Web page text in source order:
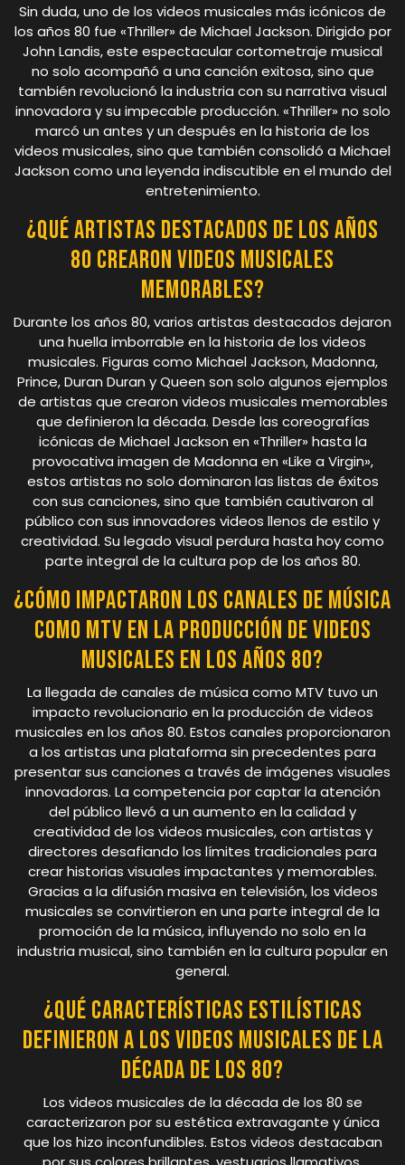
Sin duda, uno de los videos musicales más icónicos de
los años 80 fue «Thriller» de Michael Jackson. Dirigido por
John Landis, este espectacular cortometraje musical
no solo acompañó a una canción exitosa, sino que
también revolucionó la industria con su narrativa visual
innovadora y su impecable producción. «Thriller» no solo
marcó un antes y un después en la historia de los
videos musicales, sino que también consolidó a Michael
Jackson como una leyenda indiscutible en el mundo del
entretenimiento.
¿Qué artistas destacados de los años
80 crearon videos musicales
memorables?
Durante los años 80, varios artistas destacados dejaron
una huella imborrable en la historia de los videos
musicales. Figuras como Michael Jackson, Madonna,
Prince, Duran Duran y Queen son solo algunos ejemplos
de artistas que crearon videos musicales memorables
que definieron la década. Desde las coreografías
icónicas de Michael Jackson en «Thriller» hasta la
provocativa imagen de Madonna en «Like a Virgin»,
estos artistas no solo dominaron las listas de éxitos
con sus canciones, sino que también cautivaron al
público con sus innovadores videos llenos de estilo y
creatividad. Su legado visual perdura hasta hoy como
parte integral de la cultura pop de los años 80.
¿Cómo impactaron los canales de música
como MTV en la producción de videos
musicales en los años 80?
La llegada de canales de música como MTV tuvo un
impacto revolucionario en la producción de videos
musicales en los años 80. Estos canales proporcionaron
a los artistas una plataforma sin precedentes para
presentar sus canciones a través de imágenes visuales
innovadoras. La competencia por captar la atención
del público llevó a un aumento en la calidad y
creatividad de los videos musicales, con artistas y
directores desafiando los límites tradicionales para
crear historias visuales impactantes y memorables.
Gracias a la difusión masiva en televisión, los videos
musicales se convirtieron en una parte integral de la
promoción de la música, influyendo no solo en la
industria musical, sino también en la cultura popular en
general.
¿Qué características estilísticas
definieron a los videos musicales de la
década de los 80?
Los videos musicales de la década de los 80 se
caracterizaron por su estética extravagante y única
que los hizo inconfundibles. Estos videos destacaban